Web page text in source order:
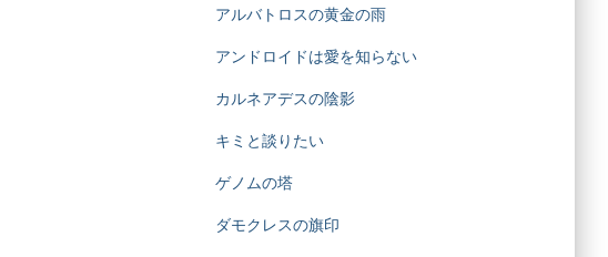
アルバトロスの黄金の雨
アンドロイドは愛を知らない
カルネアデスの陰影
キミと談りたい
ゲノムの塔
ダモクレスの旗印